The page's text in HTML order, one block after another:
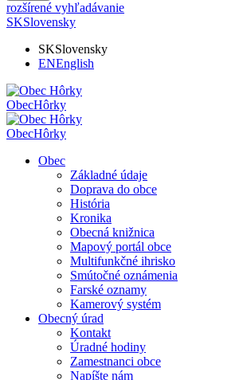
rozšírené vyhľadávanie
SKSlovensky
SKSlovensky
ENEnglish
ObecHôrky
ObecHôrky
Obec
Základné údaje
Doprava do obce
História
Kronika
Obecná knižnica
Mapový portál obce
Multifunkčné ihrisko
Smútočné oznámenia
Farské oznamy
Kamerový systém
Obecný úrad
Kontakt
Úradné hodiny
Zamestnanci obce
Napíšte nám